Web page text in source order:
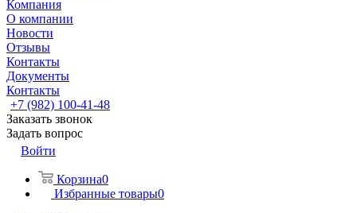
Компания
О компании
Новости
Отзывы
Контакты
Документы
Контакты
+7 (982) 100-41-48
Заказать звонок
Задать вопрос
Войти
Корзина0
Избранные товары0